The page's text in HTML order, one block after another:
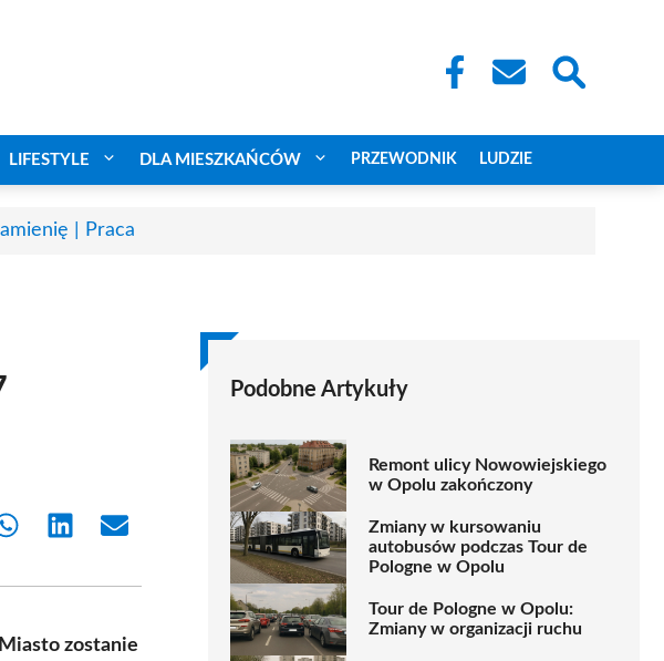
LIFESTYLE DLA MIESZKAŃCÓW PRZEWODNIK LUDZIE
| Praca
Share Share Share
zostanie
Podobne Artykuły
Remont ulicy Nowowiejskiego
w Opolu zakończony
Zmiany w kursowaniu
autobusów podczas Tour de
Pologne w Opolu
Tour de Pologne w Opolu:
Zmiany w organizacji ruchu